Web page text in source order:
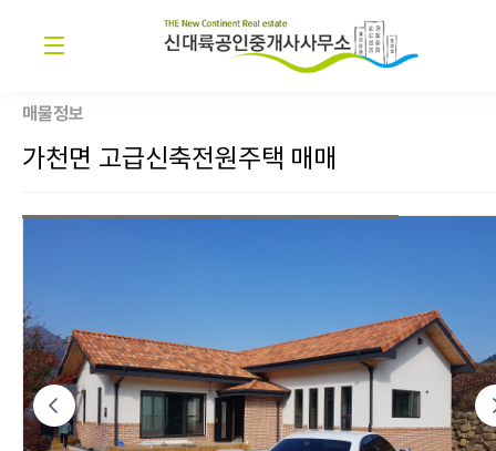
매물정보
가천면 고급신축전원주택 매매